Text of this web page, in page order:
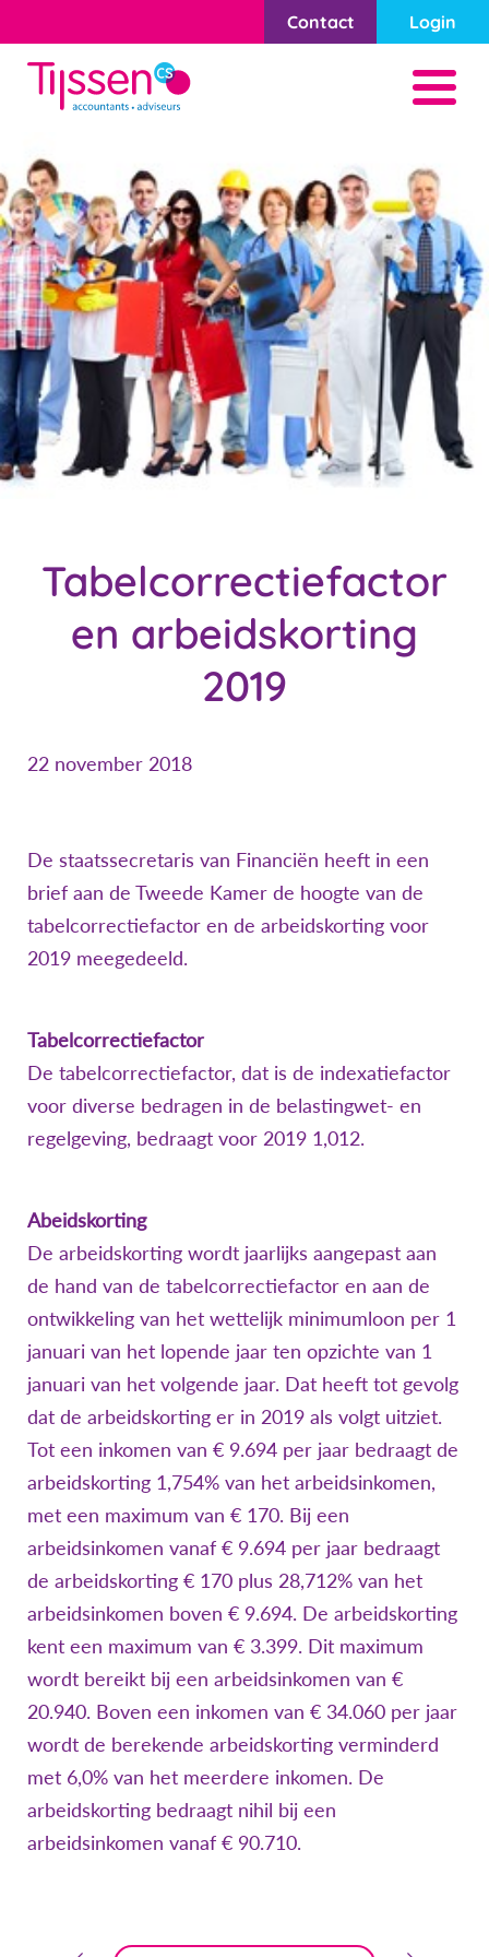
Contact Login
Tabelcorrectiefactor
en arbeidskorting
2019
22 november 2018
De staatssecretaris van Financiën heeft in een
brief aan de Tweede Kamer de hoogte van de
tabelcorrectiefactor en de arbeidskorting voor
2019 meegedeeld.
Tabelcorrectiefactor
De tabelcorrectiefactor, dat is de indexatiefactor
voor diverse bedragen in de belastingwet- en
regelgeving, bedraagt voor 2019 1,012.
Abeidskorting
De arbeidskorting wordt jaarlijks aangepast aan
de hand van de tabelcorrectiefactor en aan de
ontwikkeling van het wettelijk minimumloon per 1
januari van het lopende jaar ten opzichte van 1
januari van het volgende jaar. Dat heeft tot gevolg
dat de arbeidskorting er in 2019 als volgt uitziet.
Tot een inkomen van € 9.694 per jaar bedraagt de
arbeidskorting 1,754% van het arbeidsinkomen,
met een maximum van € 170. Bij een
arbeidsinkomen vanaf € 9.694 per jaar bedraagt
de arbeidskorting € 170 plus 28,712% van het
arbeidsinkomen boven € 9.694. De arbeidskorting
kent een maximum van € 3.399. Dit maximum
wordt bereikt bij een arbeidsinkomen van €
20.940. Boven een inkomen van € 34.060 per jaar
wordt de berekende arbeidskorting verminderd
met 6,0% van het meerdere inkomen. De
arbeidskorting bedraagt nihil bij een
arbeidsinkomen vanaf € 90.710.